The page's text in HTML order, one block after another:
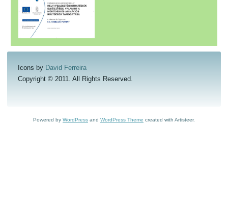
Icons by David Ferreira
Copyright © 2011. All Rights Reserved.
Powered by WordPress and WordPress Theme created with Artisteer.